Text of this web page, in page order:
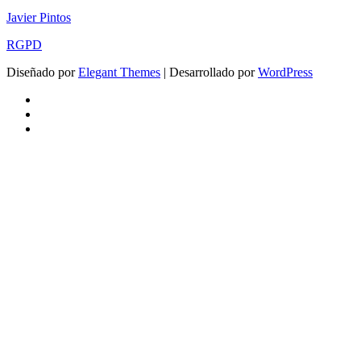
Javier Pintos
RGPD
Diseñado porElegant Themes | Desarrollado porWordPress